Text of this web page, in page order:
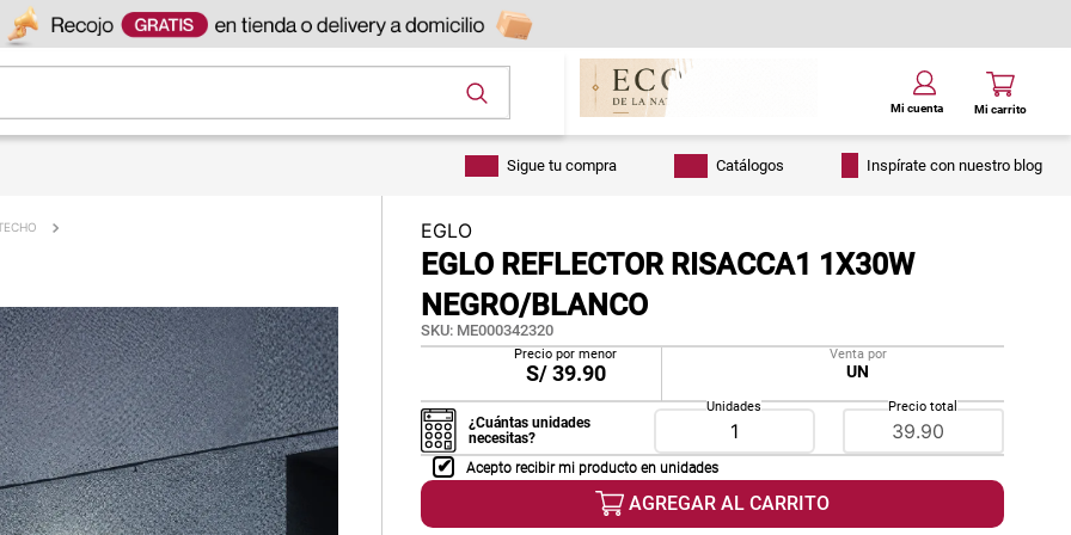
Sigue tu compra Catálogos Inspírate con nuestro blog
EGLO
EGLO REFLECTOR RISACCA1 1X30W
NEGRO/BLANCO
SKU: ME000342320
Precio por menor
S/39.90
Venta por
UN
¿Cuántas unidades
necesitas?
Unidades Precio total
Acepto recibir mi producto en unidades
AGREGAR AL CARRITO